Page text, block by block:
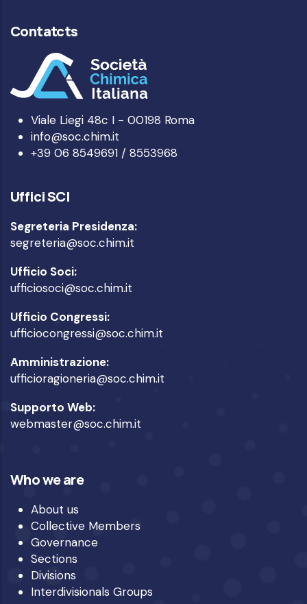
Contatcts
Viale Liegi 48c I - 00198 Roma
info@soc.chim.it
+39 06 8549691 / 8553968
Uffici SCI
Segreteria Presidenza:
segreteria@soc.chim.it
Ufficio Soci:
ufficiosoci@soc.chim.it
Ufficio Congressi:
ufficiocongressi@soc.chim.it
Amministrazione:
ufficioragioneria@soc.chim.it
Supporto Web:
webmaster@soc.chim.it
Who we are
About us
Collective Members
Governance
Sections
Divisions
Interdivisionals Groups